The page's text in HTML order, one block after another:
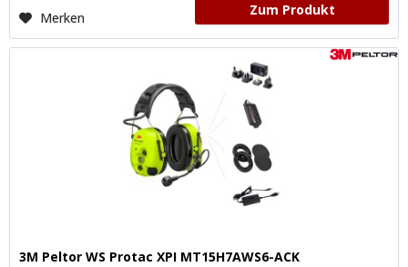
Merken Zum Produkt
3M Peltor WS Protac XPI MT15H7AWS6-ACK